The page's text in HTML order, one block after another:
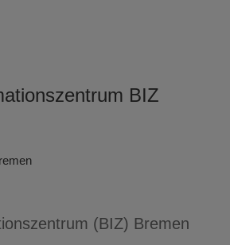
BIZ
(BIZ) Bremen